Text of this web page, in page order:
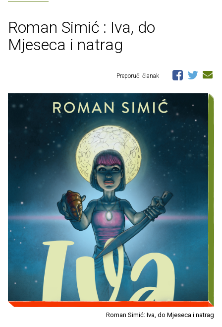
Roman Simić : Iva, do
Mjeseca i natrag
Preporuči članak
Roman Simić: Iva, do Mjeseca i natrag